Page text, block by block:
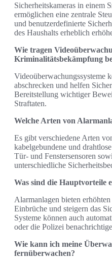
Sicherheitskameras in einem
ermöglichen eine zentrale
und benutzerdefinierte
des Haushalts erheblich
Wie tragen
Kriminalitätsbekämpfung
Videoüberwachungssysteme
abschrecken und helfen
Bereitstellung wichtiger
Straftaten.
Welche Arten von
Es gibt verschiedene Arten
kabelgebundene und
Tür- und Fenstersensoren
unterschiedliche
Was sind die Hauptvorteile
Alarmanlagen bieten
Einbrüche und steigern das
Systeme können auch
oder die Polizei
Wie kann ich meine
fernüberwachen?